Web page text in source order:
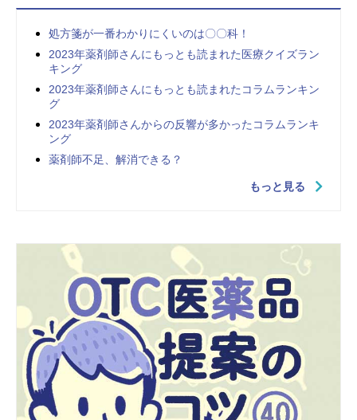
処方箋が一番わかりにくいのは〇〇科！
2023年薬剤師さんにもっとも読まれた医療クイズラン
キング
2023年薬剤師さんにもっとも読まれたコラムランキン
グ
2023年薬剤師さんからの反響が多かったコラムランキ
ング
薬剤師不足、解消できる？
もっと見る